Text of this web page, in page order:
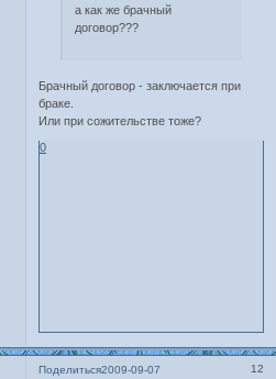
а как же брачный
договор???
Брачный договор - заключается при
браке.
Или при сожительстве тоже?
0
Поделиться 12
2009-09-07